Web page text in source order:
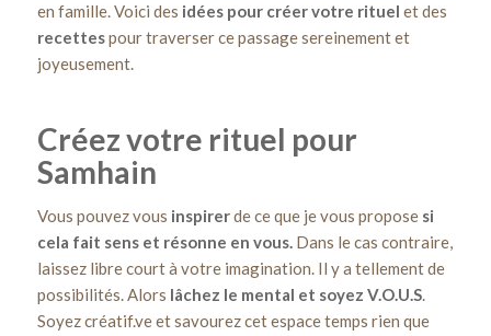
en famille. Voici des idées pour créer votre rituel et des
recettespour traverser ce passage sereinement et
joyeusement.
Créez votre rituel pour
Samhain
Vous pouvez vous inspirerde ce que je vous propose si
cela fait sens et résonne en vous.Dans le cas contraire,
laissez libre court à votre imagination. Il y a tellement de
possibilités. Alors lâchez le mental et soyez V.O.U.S.
Soyez créatif.ve et savourez cet espace temps rien que